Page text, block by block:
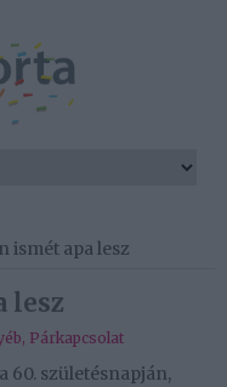
ismét apa lesz
lesz
, Párkapcsolat
60. születésnapján,